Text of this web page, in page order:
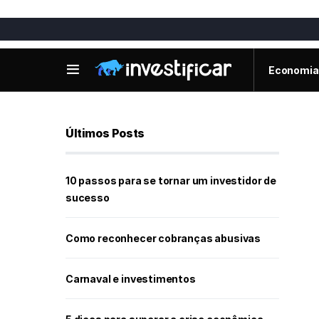
Economia
Últimos Posts
10 passos para se tornar um investidor de
sucesso
Como reconhecer cobranças abusivas
Carnaval e investimentos